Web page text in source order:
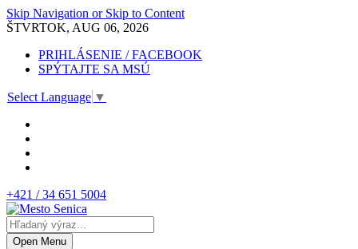
Skip Navigation or Skip to Content
ŠTVRTOK, AUG 06, 2026
PRIHLÁSENIE / FACEBOOK
SPÝTAJTE SA MSÚ
Select Language ▼
+421 / 34 651 5004
Open Menu